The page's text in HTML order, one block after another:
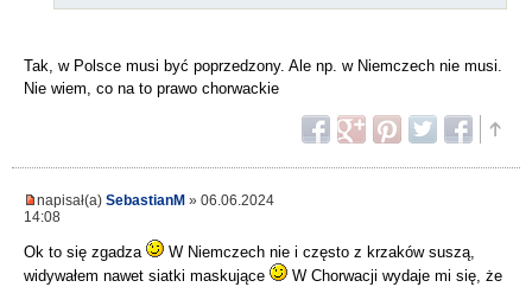
Tak, w Polsce musi być poprzedzony. Ale np. w Niemczech nie musi.
Nie wiem, co na to prawo chorwackie
napisał(a) SebastianM » 06.06.2024
14:08
Ok to się zgadza
W Niemczech nie i często z krzaków suszą,
widywałem nawet siatki maskujące
W Chorwacji wydaje mi się, że